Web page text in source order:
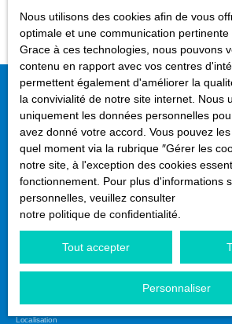
Budget max (€)
Surface min (m²)
Rechercher
Aucun résultat
Ne manquez plus aucun
correspondant à votre
Prénom Nom
Email
Localisation
Nous utilisons des cookies afin de vous
optimale et une communication pertinente
Grace à ces technologies, nous pouvons
contenu en rapport avec vos centres
permettent également d'améliorer la
la convivialité de notre site internet. Nous
uniquement les données personnelles
avez donné votre accord. Vous pouvez
quel moment via la rubrique ″Gérer les
notre site, à l'exception des cookies
fonctionnement. Pour plus d'informations
personnelles, veuillez consulter
notre politique de confidentialité
Tout accepter
Personnaliser